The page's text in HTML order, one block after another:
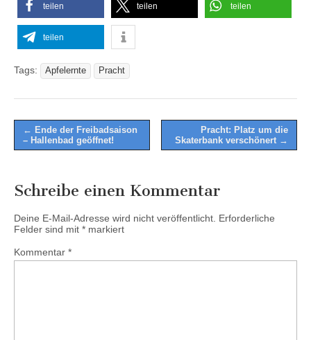
teilen teilen teilen
teilen
Tags: Apfelernte Pracht
Post
navigation
← Ende der Freibadsaison
– Hallenbad geöffnet!
Pracht: Platz um die
Skaterbank verschönert →
Schreibe einen Kommentar
Deine E-Mail-Adresse wird nicht veröffentlicht. Erforderliche
Felder sind mit * markiert
Kommentar *